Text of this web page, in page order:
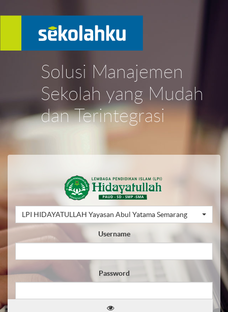
Solusi Manajemen
Sekolah yang Mudah
dan Terintegrasi
LPI HIDAYATULLAH Yayasan Abul Yatama Semarang
Username
Password